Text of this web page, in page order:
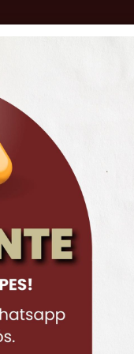
ARTIGOS